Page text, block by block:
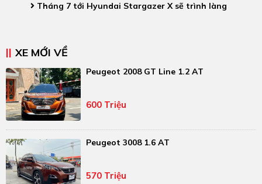
Tháng 7 tới Hyundai Stargazer X sẽ trình làng
XE MỚI VỀ
Peugeot 2008 GT Line 1.2 AT
600 Triệu
Peugeot 3008 1.6 AT
570 Triệu